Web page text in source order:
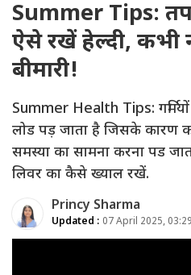
Summer Tips:
ऐसे रखें हेल्दी, कभी
बीमारी!
Summer Health Tips:
लोड पड़ जाता है जिसके कारण
समस्या का सामना करना पड
लिवर का कैसे ख्याल रखें.
Princy Sharma
Updated : 07 April 2025,